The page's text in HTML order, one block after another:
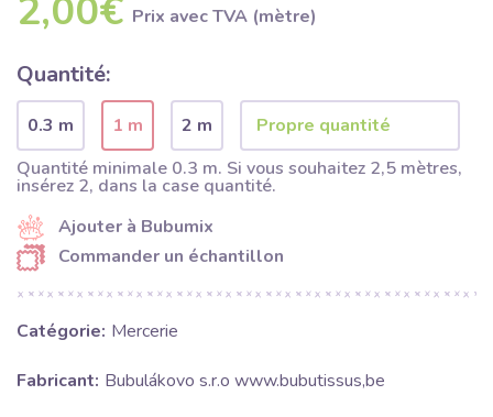
2,00€ Prix ​​avec TVA (mètre)
Quantité:
0.3 m 1 m
2 m
Quantité minimale 0.3 m. Si vous souhaitez 2,5 mètres,
insérez 2, dans la case quantité.
Ajouter à Bubumix
Commander un échantillon
Catégorie: Mercerie
Fabricant: Bubulákovo s.r.o www.bubutissus,be